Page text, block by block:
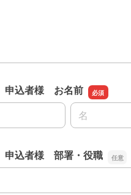
申込者様 お名前
名前の名
申込者様 部署・役職
込者様 部署・役職